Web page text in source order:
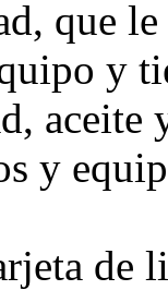
que
y
aceite
y
de